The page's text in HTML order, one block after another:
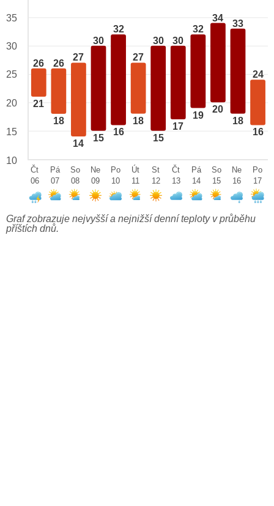
26
21
26
18
27
14
30
15
32
16
27
18
30
15
30
17
32
19
34
20
33
18
24
16
35
30
25
20
15
10
Čt
06
Pá
07
So
08
Ne
09
Po
10
Út
11
St
12
Čt
13
Pá
14
So
15
Ne
16
Po
17
Graf zobrazuje nejvyšší a nejnižší denní teploty v průběhu
příštích dnů.